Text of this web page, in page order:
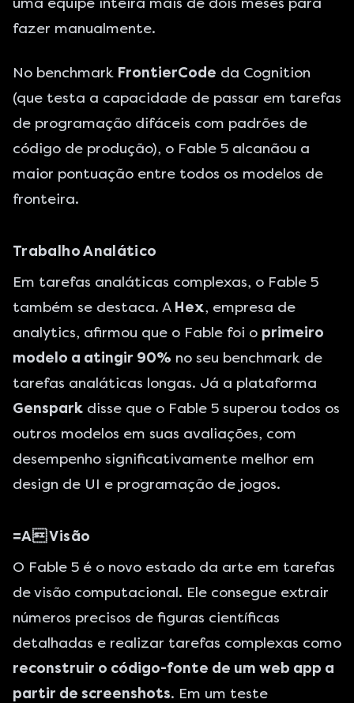
fazer manualmente.
No benchmark FrontierCode da Cognition
(que testa a capacidade de passar em tarefas
de programação difáceis com padrões de
código de produção), o Fable 5 alcanãou a
maior pontuação entre todos os modelos de
fronteira.
Trabalho Analático
Em tarefas analáticas complexas, o Fable 5
também se destaca. A Hex, empresa de
analytics, afirmou que o Fable foi o primeiro
modelo a atingir 90% no seu benchmark de
tarefas analáticas longas. Já a plataforma
Genspark disse que o Fable 5 superou todos os
outros modelos em suas avaliações, com
desempenho significativamente melhor em
design de UI e programação de jogos.
=A Visão
O Fable 5 é o novo estado da arte em tarefas
de visão computacional. Ele consegue extrair
números precisos de figuras científicas
detalhadas e realizar tarefas complexas como
reconstruir o código-fonte de um web app a
partir de screenshots. Em um teste